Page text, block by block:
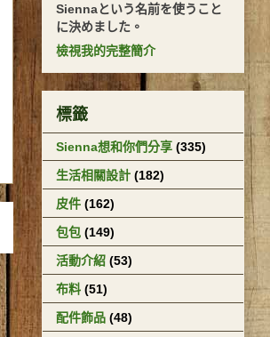
Siennaという名前を使うこと
に決めました。
檢視我的完整簡介
標籤
Sienna想和你們分享 (335)
生活相關設計 (182)
皮件 (162)
包包 (149)
活動介紹 (53)
布料 (51)
配件飾品 (48)